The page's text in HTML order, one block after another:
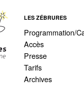
LES ZÉBRURES
Programmation/
Accès
Presse
Tarifs
Archives